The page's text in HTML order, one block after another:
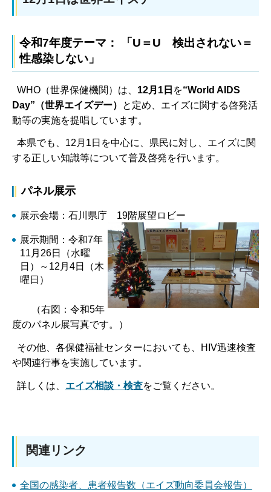
令和7年度テーマ： 「U＝U 検出されない＝
性感染しない」
WHO（世界保健機関）は、 12月1日 を“World AIDS
Day”（世界エイズデー）
と定め、エイズに関する啓発活
動等の実施を提唱しています。
本県でも、12月1日を中心に、県民に対し、エイズに関
する正しい知識等について普及啓発を行います。
パネル展示
展示会場：石川県庁 19階展望ロビー
展示期間：令和7年
11月26日（水曜
日）～12月4日（木
曜日）
（右図：令和5年
度のパネル展写真です。）
その他、各保健福祉センターにおいても、HIV迅速検査
や関連行事を実施しています。
詳しくは、 エイズ相談・検査をご覧ください。
関連リンク
全国の感染者、患者報告数（エイズ動向委員会報告）